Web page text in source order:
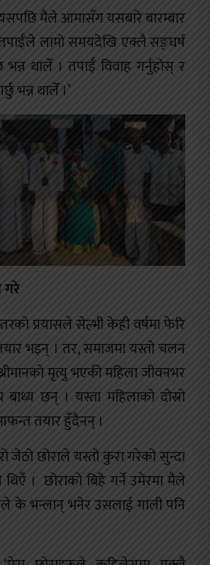
मैले आमासँग यसबारे बारम्बार
लामो समयदेखि एक्लै सङ्घर्ष
थालेँ । तपाईँ विवाह गर्नुहोस् र
भन्न थालेँ ।’
प्रयासले सेल्भी केही वर्षमा फेरि
भइन् । तर, समाजमा यस्तो चलन
मृत्यु भएकी महिला जीवनभर
बाध्य छन् । यस्ता महिलाको दोस्रो
तयार हुँदैनन् ।
जेठो छोराले यस्तो कुरा गरेको सुन्दा
। छोराको बिहे गर्ने उमेरमा मैले
के भन्लान् भनेर उसलाई गाली पनि